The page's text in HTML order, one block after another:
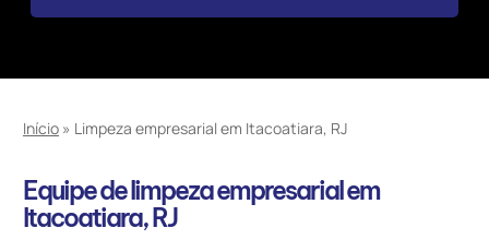
Início » Limpeza empresarial em Itacoatiara, RJ
Equipe de limpeza empresarial em
Itacoatiara, RJ